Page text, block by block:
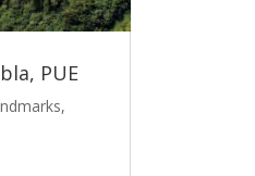
PUE
,